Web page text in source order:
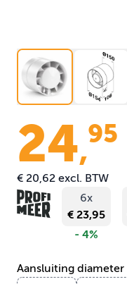
24,95
€ 20,62 excl. BTW
6x
€ 23,95
- 4%
Aansluiting diameter